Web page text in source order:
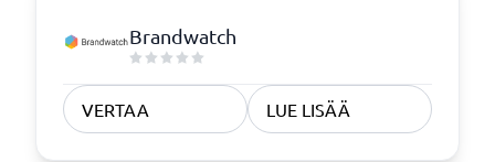
Brandwatch
VERTAA LUE LISÄÄ